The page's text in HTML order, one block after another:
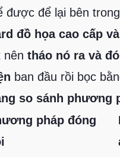
được để lại bên
đồ họa cao cấp
nên tháo nó ra và
ban đầu rồi bọc
so sánh phương
pháp đóng